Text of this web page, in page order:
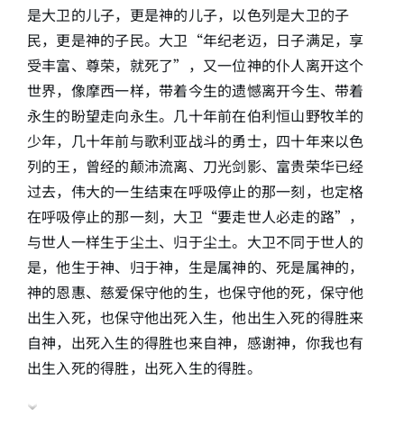
是大卫的儿子，更是神的儿子，以色列是大卫的子
民，更是神的子民。大卫“年纪老迈，日子满足，享
受丰富、尊荣，就死了”，又一位神的仆人离开这个
世界，像摩西一样，带着今生的遗憾离开今生、带着
永生的盼望走向永生。几十年前在伯利恒山野牧羊的
少年，几十年前与歌利亚战斗的勇士，四十年来以色
列的王，曾经的颠沛流离、刀光剑影、富贵荣华已经
过去，伟大的一生结束在呼吸停止的那一刻，也定格
在呼吸停止的那一刻，大卫“要走世人必走的路”，
与世人一样生于尘土、归于尘土。大卫不同于世人的
是，他生于神、归于神，生是属神的、死是属神的，
神的恩惠、慈爱保守他的生，也保守他的死，保守他
出生入死，也保守他出死入生，他出生入死的得胜来
自神，出死入生的得胜也来自神，感谢神，你我也有
出生入死的得胜，出死入生的得胜。